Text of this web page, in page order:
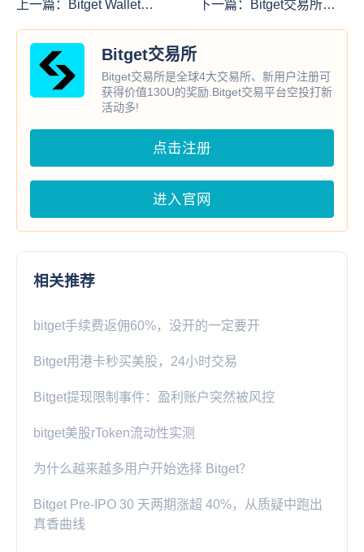
上一篇：
Bitget Wallet添
Pay支持加密货币购买
下一篇： Bitget交易所先
Bitget交易所
Bitget交易所是全球4大交易所、新用户注册可
获得价值130U的奖励.Bitget交易平台空投打新
活动多!
点击注册
进入官网
相关推荐
bitget手续费返佣60%，没开的一定要开
Bitget用港卡秒买美股，24小时交易
Bitget提现限制事件：盈利账户突然被风控
bitget美股rToken流动性实测
为什么越来越多用户开始选择 Bitget？
Bitget Pre-IPO 30 天两期涨超 40%，从质疑中跑出
真香曲线